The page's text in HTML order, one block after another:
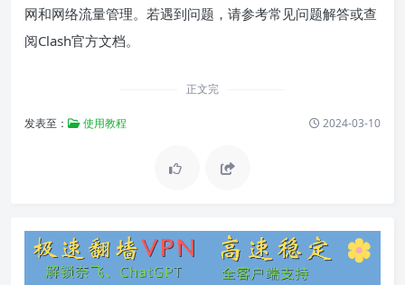
网和网络流量管理。若遇到问题，请参考常见问题解答或查
阅Clash官方文档。
正文完
发表至： 使用教程 2024-03-10